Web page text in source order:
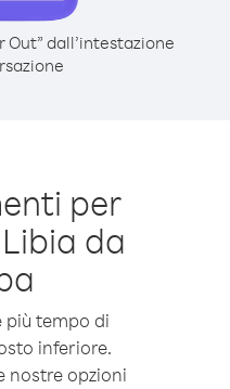
Out” dall’intestazione
per
da
più tempo di
inferiore.
nostre opzioni